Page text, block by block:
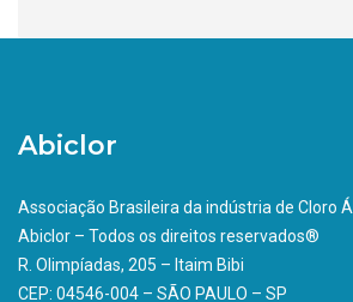
Abiclor
Associação Brasileira da indústria de Cloro
Abiclor – Todos os direitos reservados®
R. Olimpíadas, 205 – Itaim Bibi
CEP: 04546-004 – SÃO PAULO – SP